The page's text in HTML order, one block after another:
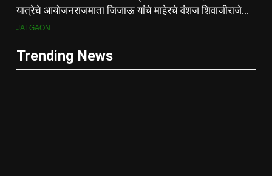
यात्रेचे आयोजनराजमाता जिजाऊ यांचे माहेरचे वंशज शिवाजीराजे
जाधव यांच्या मार्गदर्शनाखाली ऐतिहासिक यात्रा
JALGAON
Trending News